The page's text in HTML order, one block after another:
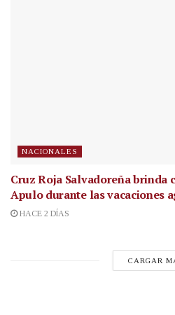
NACIONALES
Cruz Roja Salvadoreña brinda
Apulo durante las vacaciones
HACE 2 DÍAS
CARGAR